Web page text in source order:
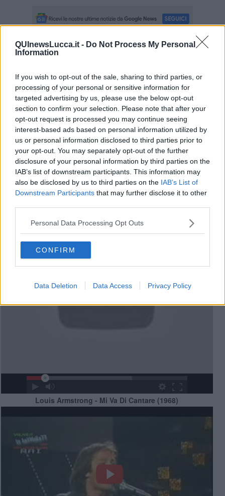
QUInewsLucca.it - Do Not Process My Personal
Information
If you wish to opt-out of the sale, sharing to third parties, or
processing of your personal or sensitive information for
targeted advertising by us, please use the below opt-out
section to confirm your selection. Please note that after your
opt-out request is processed you may continue seeing
interest-based ads based on personal information utilized by
us or personal information disclosed to third parties prior to
your opt-out. You may separately opt-out of the further
disclosure of your personal information by third parties on the
IAB’s list of downstream participants. This information may
also be disclosed by us to third parties on the IAB’s List of
Downstream Participants that may further disclose it to other
Personal Data Processing Opt Outs
CONFIRM
Data Deletion Data Access Privacy Policy
Se vuoi leggere le notizie principali della Toscana iscriviti alla
alle 20:00 direttamente nella tua casella di posta.
Basta cliccare QUI
Fotogallery
Videogallery
Louis Armstrong - Mi Va Di Cantare (1968)